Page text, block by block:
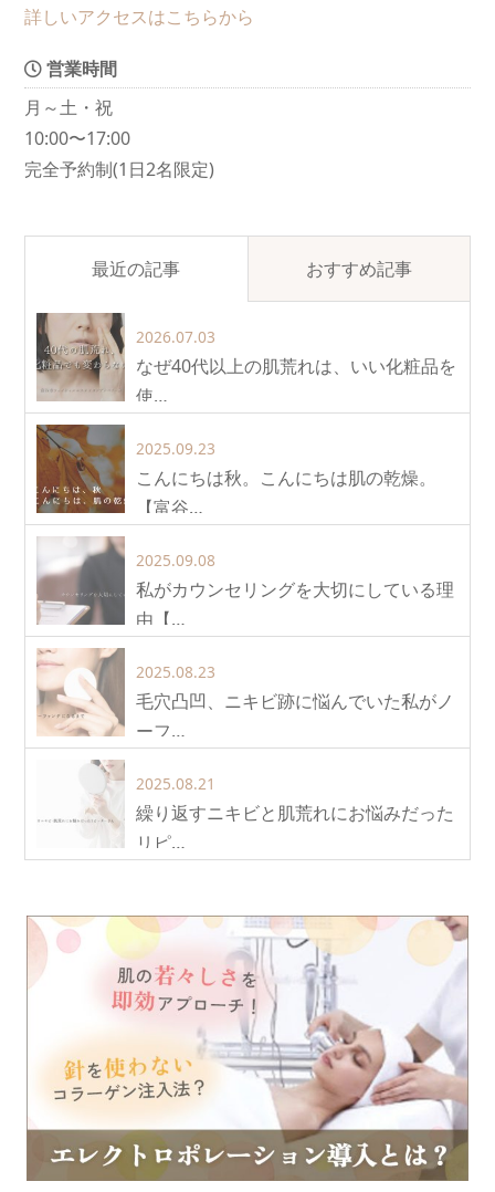
詳しいアクセスはこちらから
営業時間
月～土・祝
10:00〜17:00
完全予約制(1日2名限定)
最近の記事 おすすめ記事
2026.07.03
なぜ40代以上の肌荒れは、いい化粧品を
使…
2025.09.23
こんにちは秋。こんにちは肌の乾燥。
【富谷…
2025.09.08
私がカウンセリングを大切にしている理
由【…
2025.08.23
毛穴凸凹、ニキビ跡に悩んでいた私がノ
ーフ…
2025.08.21
繰り返すニキビと肌荒れにお悩みだった
リピ…